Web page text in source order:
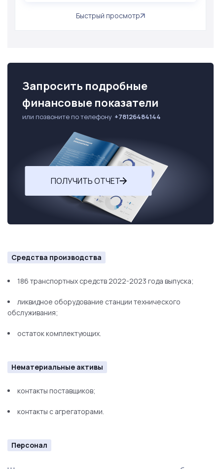
Быстрый просмотр
Запросить подробные
финансовые показатели
или позвоните по телефону +78126484144
ПОЛУЧИТЬ ОТЧЕТ
Средства производства
186 транспортных средств 2022-2023 года выпуска;
ликвидное оборудование станции технического
обслуживания;
остаток комплектующих.
Нематериальные активы
контакты поставщиков;
контакты с агрегаторами.
Персонал